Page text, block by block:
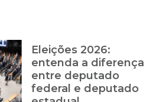
Eleições 2026:
entenda a diferença
entre deputado
federal e deputado